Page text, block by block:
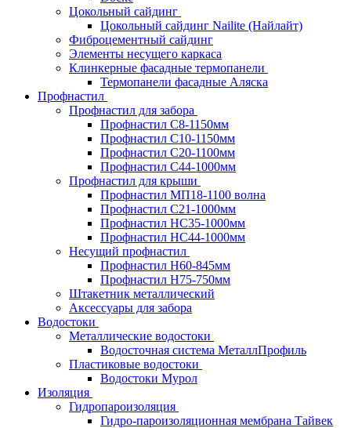
Цокольный сайдинг
Цокольный сайдинг Nailite (Найлайт)
Фиброцементный сайдинг
Элементы несущего каркаса
Клинкерные фасадные термопанели
Термопанели фасадные Аляска
Профнастил
Профнастил для забора
Профнастил С8-1150мм
Профнастил С10-1150мм
Профнастил С20-1100мм
Профнастил С44-1000мм
Профнастил для крыши
Профнастил МП18-1100 волна
Профнастил С21-1000мм
Профнастил HC35-1000мм
Профнастил НС44-1000мм
Несущий профнастил
Профнастил Н60-845мм
Профнастил H75-750мм
Штакетник металлический
Аксессуары для забора
Водостоки
Металлические водостоки
Водосточная система МеталлПрофиль
Пластиковые водостоки
Водостоки Мурол
Изоляция
Гидропароизоляция
Гидро-пароизоляционная мембрана Тайвек